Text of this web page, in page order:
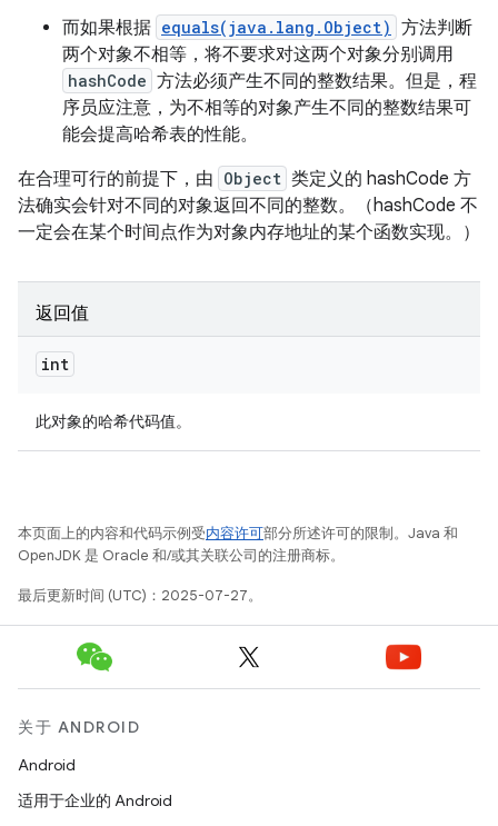
而如果根据 equals(java.lang.Object) 方法判断
两个对象不相等，将不要求对这两个对象分别调用
hashCode 方法必须产生不同的整数结果。 但是，程
序员应注意，为不相等的对象产生不同的整数结果可
能会提高哈希表的性能。
在合理可行的前提下，由 Object 类定义的 hashCode 方
法确实会针对不同的对象返回不同的整数。（hashCode 不
一定会在某个时间点作为对象内存地址的某个函数实现。）
返回值
int
此对象的哈希代码值。
本页面上的内容和代码示例受内容许可部分所述许可的限制。Java 和
OpenJDK 是 Oracle 和/或其关联公司的注册商标。
最后更新时间 (UTC)：2025-07-27。
关于 ANDROID
Android
适用于企业的 Android